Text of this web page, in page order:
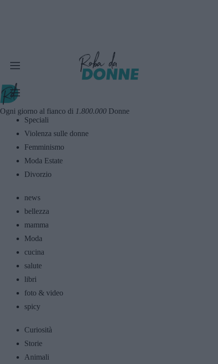
Ogni giorno al fianco di 1.800.000 Donne
Speciali
Violenza sulle donne
Femminismo
Moda Estate
Divorzio
news
bellezza
mamma
Moda
cucina
salute
libri
foto & video
spicy
Curiosità
Storie
Animali